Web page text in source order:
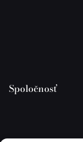
Spoločnosť